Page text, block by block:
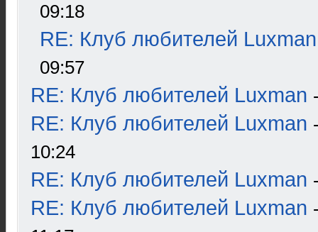
09:18
RE: Клуб любителей Luxman
09:57
RE: Клуб любителей Luxman
RE: Клуб любителей Luxman
10:24
RE: Клуб любителей Luxman
RE: Клуб любителей Luxman